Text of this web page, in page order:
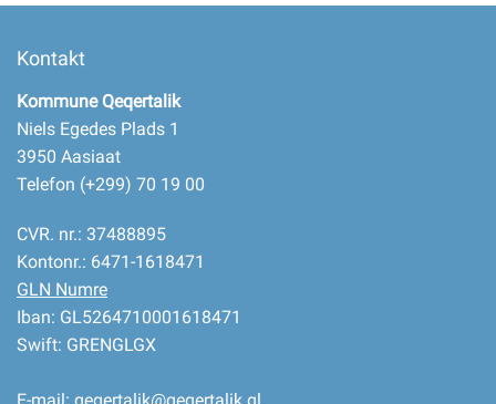
Kontakt
Kommune Qeqertalik
Niels Egedes Plads 1
3950 Aasiaat
Telefon (+299) 70 19 00
CVR. nr.: 37488895
Kontonr.: 6471-1618471
GLN Numre
Iban: GL5264710001618471
Swift: GRENGLGX